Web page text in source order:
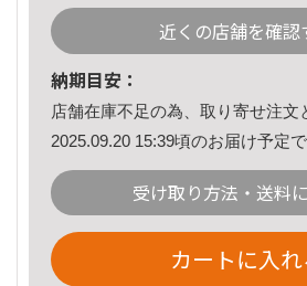
近くの店舗を確認
納期目安：
店舗在庫不足の為、取り寄せ注文
2025.09.20 15:39頃のお届け予定で
受け取り方法・送料
カートに入れ